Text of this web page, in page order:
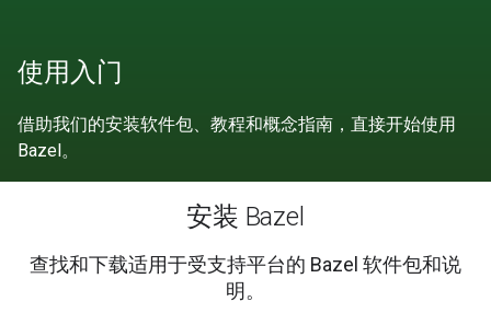
使用入门
借助我们的安装软件包、教程和概念指南，直接开始使用
Bazel。
安装 Bazel
查找和下载适用于受支持平台的 Bazel 软件包和说
明。